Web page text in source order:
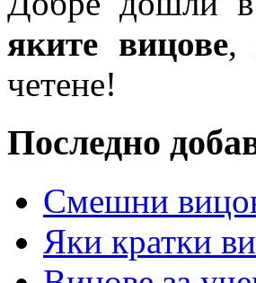
яките вицове,
четене!
Последно
Смешни
Яки кратки